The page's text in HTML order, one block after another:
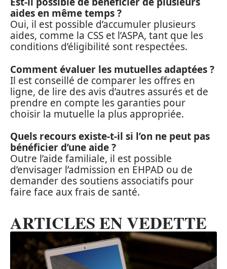
aides en même temps ?
Oui, il est possible d’accumuler plusieurs
aides, comme la CSS et l’ASPA, tant que les
conditions d’éligibilité sont respectées.
Comment évaluer les mutuelles adaptées ?
Il est conseillé de comparer les offres en
ligne, de lire des avis d’autres assurés et de
prendre en compte les garanties pour
choisir la mutuelle la plus appropriée.
Quels recours existe-t-il si l’on ne peut pas
bénéficier d’une aide ?
Outre l’aide familiale, il est possible
d’envisager l’admission en EHPAD ou de
demander des soutiens associatifs pour
faire face aux frais de santé.
ARTICLES EN VEDETTE